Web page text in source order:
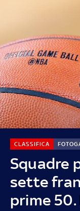
Squadre
sette
prime 50.
CLASSIFICA